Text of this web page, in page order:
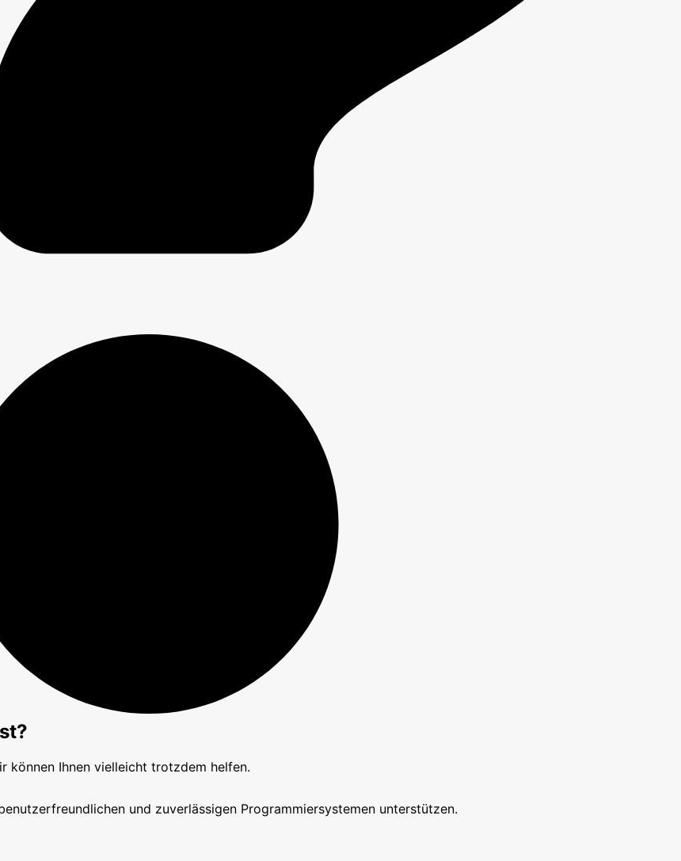
können Ihnen vielleicht trotzdem helfen.
und zuverlässigen Programmiersystemen unterstützen.